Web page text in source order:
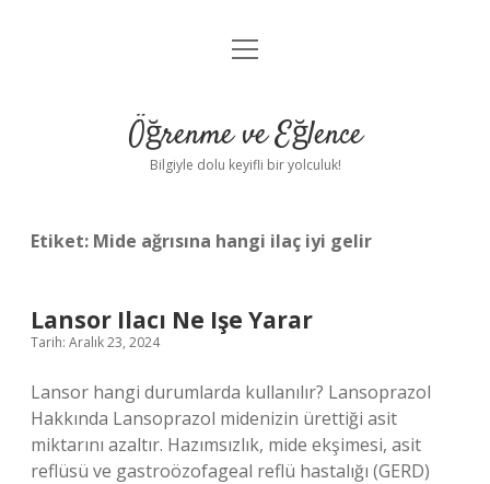
Anasayfa
Yasal Uyarı
menüyü
Öğrenme ve Eğlence
Bilgiyle dolu keyifli bir yolculuk!
Etiket: Mide ağrısına hangi ilaç iyi gelir
Lansor Ilacı Ne Işe Yarar
Tarih: Aralık 23, 2024
Lansor hangi durumlarda kullanılır? Lansoprazol
Hakkında Lansoprazol midenizin ürettiği asit
miktarını azaltır. Hazımsızlık, mide ekşimesi, asit
reflüsü ve gastroözofageal reflü hastalığı (GERD)